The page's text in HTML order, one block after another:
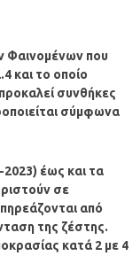
Φαινομένων που
και το οποίο
συνθήκες
σύμφωνα
2023) έως και τα
σε
από
της ζέστης.
κατά 2 με 4